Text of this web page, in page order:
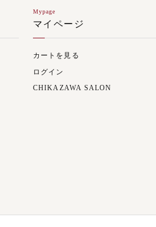
Mypage
マイページ
カートを見る
ログイン
CHIKAZAWA SALON